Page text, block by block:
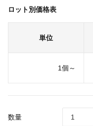
ロット別価格表
単位
1個～
数量